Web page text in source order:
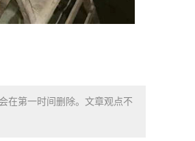
在第一时间删除。文章观点不